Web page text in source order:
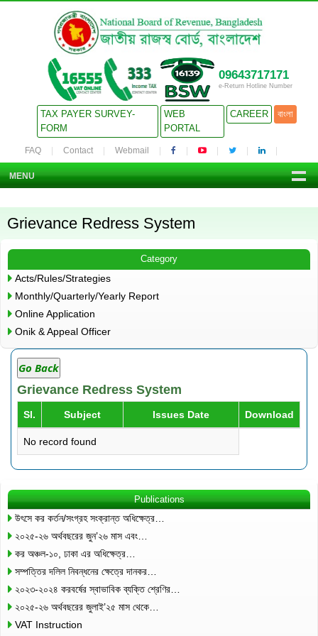
09643717171
e-Return Hotline Number
TAX PAYER SURVEY-
FORM
WEB
PORTAL
CAREER বাংলা
FAQ Contact Webmail
MENU
Grievance Redress System
Category
Acts/Rules/Strategies
Monthly/Quarterly/Yearly Report
Online Application
Onik & Appeal Officer
Go Back
Grievance Redress System
Sl. Subject Issues Date Download
No record found
Publications
উৎসে কর কর্তন/সংগ্রহ সংক্রান্ত অধিক্ষেত্র…
২০২৫-২৬ অর্থবছরের জুন’২৬ মাস এবং…
কর অঞ্চল-১০, ঢাকা এর অধিক্ষেত্র…
সম্পত্তির দলিল নিবন্ধনের ক্ষেত্রে দানকর…
২০২৩-২০২৪ করবর্ষের স্বাভাবিক ব্যক্তি শ্রেণির…
২০২৫-২৬ অর্থবছরের জুলাই’২৫ মাস থেকে…
VAT Instruction